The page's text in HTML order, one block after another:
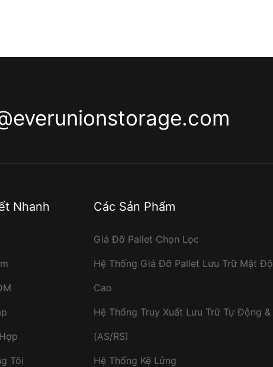
Nhanh
Tôi
Các Sản Phẩm
Giá Đỡ Pallet Chọn Lọc
Hệ Thống Giá Đỡ Pallet Lưu Trữ Mật Độ
Cao
Hệ Thống Truy Xuất Lưu Trữ Tự Động &
(AS/RS)
Hệ Thống Kệ Lửng